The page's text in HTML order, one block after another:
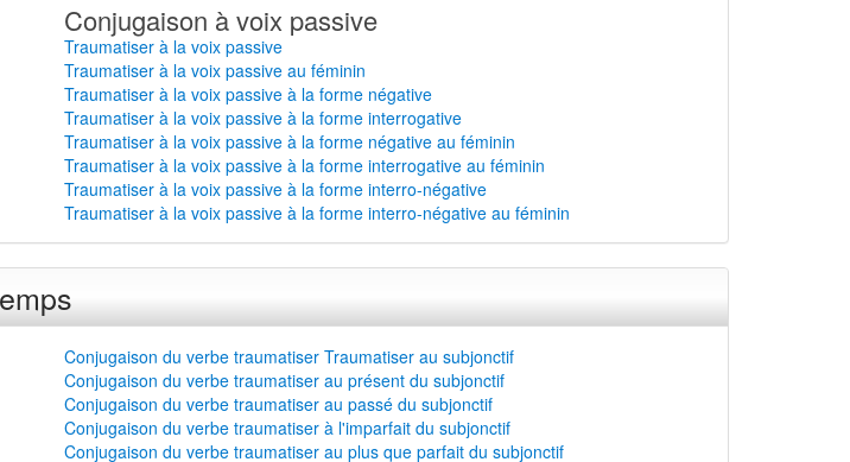
Conjugaison à voix passive
Traumatiser à la voix passive
Traumatiser à la voix passive au féminin
Traumatiser à la voix passive à la forme négative
Traumatiser à la voix passive à la forme interrogative
Traumatiser à la voix passive à la forme négative au féminin
Traumatiser à la voix passive à la forme interrogative au féminin
Traumatiser à la voix passive à la forme interro-négative
Traumatiser à la voix passive à la forme interro-négative au féminin
Conjugaison du verbe traumatiser Traumatiser au subjonctif
Conjugaison du verbe traumatiser au présent du subjonctif
Conjugaison du verbe traumatiser au passé du subjonctif
Conjugaison du verbe traumatiser à l'imparfait du subjonctif
Conjugaison du verbe traumatiser au plus que parfait du subjonctif